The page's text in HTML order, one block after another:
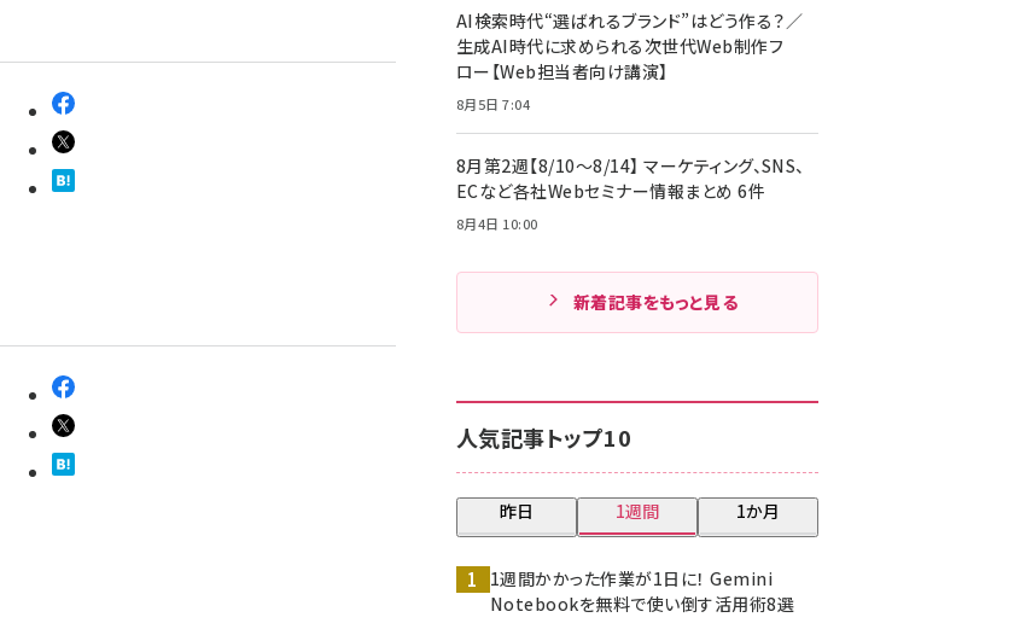
AI検索時代“選ばれるブランド”はどう作る？／
生成AI時代に求められる次世代Web制作フ
ロー【Web担当者向け講演】
8月5日 7:04
8月第2週【8/10～8/14】 マーケティング、SNS、
ECなど各社Webセミナー情報まとめ 6件
8月4日 10:00
新着記事をもっと見る
人気記事トップ10
昨日 1週間 1か月
1週間かかった作業が1日に！ Gemini
Notebookを無料で使い倒す活用術8選